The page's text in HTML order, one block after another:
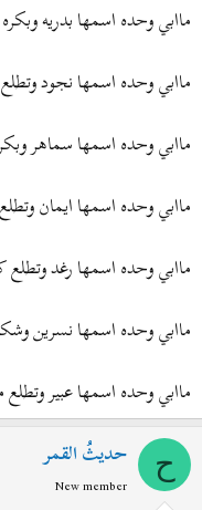
ماابي وحده اسمها بدريه وبكره تطلع
ماابي وحده اسمها نجود وتطلع من
ماابي وحده اسمها سماهر وبكره تطلع
ماابي وحده اسمها ايمان وتطلع نص
ماابي وحده اسمها رغد وتطلع
ماابي وحده اسمها نسرين وشكلها مثل
ماابي وحده اسمها عبير وتطلع مليانه
ح حديثُ القمر
New member